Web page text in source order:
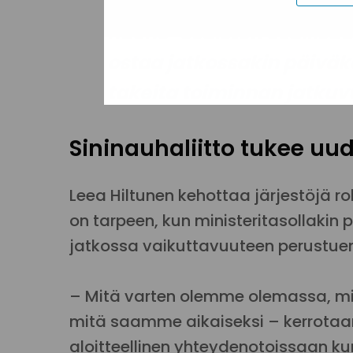
huono-osaisten
Sininauhaliitto tukee
Leea Hiltunen kehottaa järjestöjä
on tarpeen, kun
jatkossa vaikuttavuuteen
– Mitä varten olemme olemassa,
mitä saamme aikaiseksi –
aloitteellinen yhteydenotoissaan